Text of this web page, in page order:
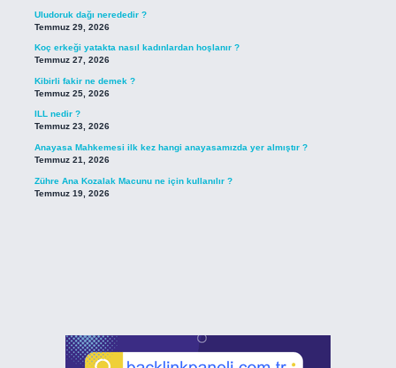
Uludoruk dağı nerededir ?
Temmuz 29, 2026
Koç erkeği yatakta nasıl kadınlardan hoşlanır ?
Temmuz 27, 2026
Kibirli fakir ne demek ?
Temmuz 25, 2026
ILL nedir ?
Temmuz 23, 2026
Anayasa Mahkemesi ilk kez hangi anayasamızda yer almıştır ?
Temmuz 21, 2026
Zühre Ana Kozalak Macunu ne için kullanılır ?
Temmuz 19, 2026